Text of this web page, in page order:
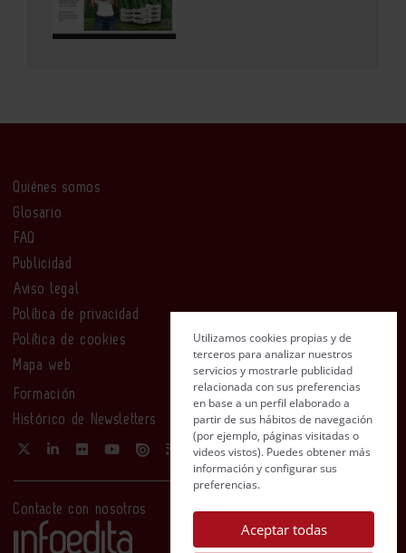
Quiénes somos
Glosario
FAQ
Publicidad
Aviso legal
Política de privacidad
Política de cookies
Mapa web
Formación
Histórico de Newsletters
Contacte con nosotros
Utilizamos cookies propias y de
terceros para analizar nuestros
servicios y mostrarle publicidad
relacionada con sus preferencias
en base a un perfil elaborado a
partir de sus hábitos de navegación
(por ejemplo, páginas visitadas o
videos vistos). Puedes obtener más
información y configurar sus
preferencias.
Aceptar todas